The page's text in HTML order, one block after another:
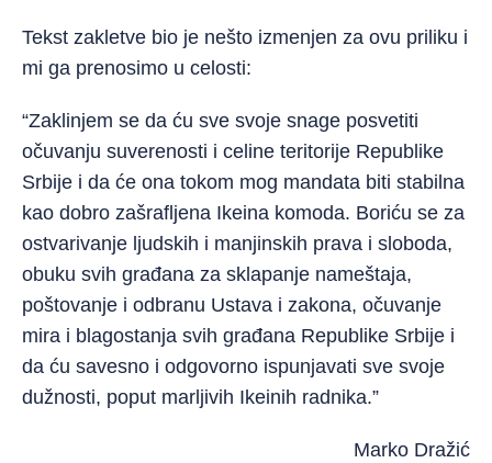
Tekst zakletve bio je nešto izmenjen za ovu priliku i
mi ga prenosimo u celosti:
“Zaklinjem se da ću sve svoje snage posvetiti
očuvanju suverenosti i celine teritorije Republike
Srbije i da će ona tokom mog mandata biti stabilna
kao dobro zašrafljena Ikeina komoda. Boriću se za
ostvarivanje ljudskih i manjinskih prava i sloboda,
obuku svih građana za sklapanje nameštaja,
poštovanje i odbranu Ustava i zakona, očuvanje
mira i blagostanja svih građana Republike Srbije i
da ću savesno i odgovorno ispunjavati sve svoje
dužnosti, poput marljivih Ikeinih radnika.”
Marko Dražić